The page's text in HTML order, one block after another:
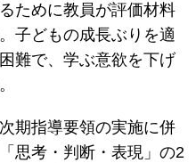
ために教員が評価材料
子どもの成長ぶりを適
難で、学ぶ意欲を下げ
期指導要領の実施に併
思考・判断・表現」の2